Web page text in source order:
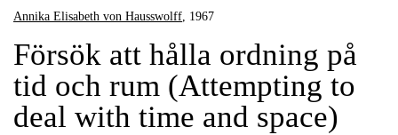
Annika Elisabeth von Hausswolff, 1967
Försök att hålla ordning på
tid och rum (Attempting to
deal with time and space)